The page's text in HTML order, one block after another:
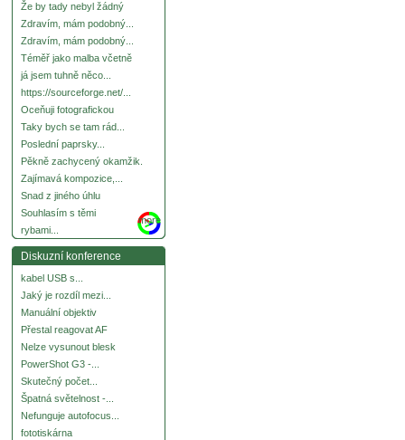
Že by tady nebyl žádný
Zdravím, mám podobný...
Zdravím, mám podobný...
Téměř jako malba včetně
já jsem tuhně něco...
https://sourceforge.net/...
Oceňuji fotografickou
Taky bych se tam rád...
Poslední paprsky...
Pěkně zachycený okamžik.
Zajímavá kompozice,...
Snad z jiného úhlu
Souhlasím s těmi
rybami...
more
Diskuzní konference
kabel USB s...
Jaký je rozdíl mezi...
Manuální objektiv
Přestal reagovat AF
Nelze vysunout blesk
PowerShot G3 -...
Skutečný počet...
Špatná světelnost -...
Nefunguje autofocus...
fototiskárna